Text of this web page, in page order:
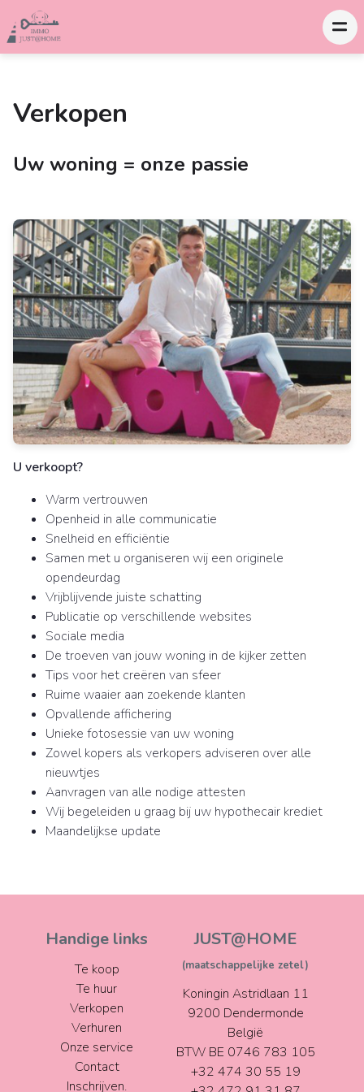
Verkopen
Uw woning = onze passie
U verkoopt?
Warm vertrouwen
Openheid in alle communicatie
Snelheid en efficiëntie
Samen met u organiseren wij een originele
opendeurdag
Vrijblijvende juiste schatting
Publicatie op verschillende websites
Sociale media
De troeven van jouw woning in de kijker zetten
Tips voor het creëren van sfeer
Ruime waaier aan zoekende klanten
Opvallende affichering
Unieke fotosessie van uw woning
Zowel kopers als verkopers adviseren over alle
nieuwtjes
Aanvragen van alle nodige attesten
Wij begeleiden u graag bij uw hypothecair krediet
Maandelijkse update
Handige links
Te koop
Te huur
Verkopen
Verhuren
Onze service
Contact
Inschrijven.
JUST@HOME
(maatschappelijke zetel)
Koningin Astridlaan 11
9200 Dendermonde
België
BTW BE 0746 783 105
+32 474 30 55 19